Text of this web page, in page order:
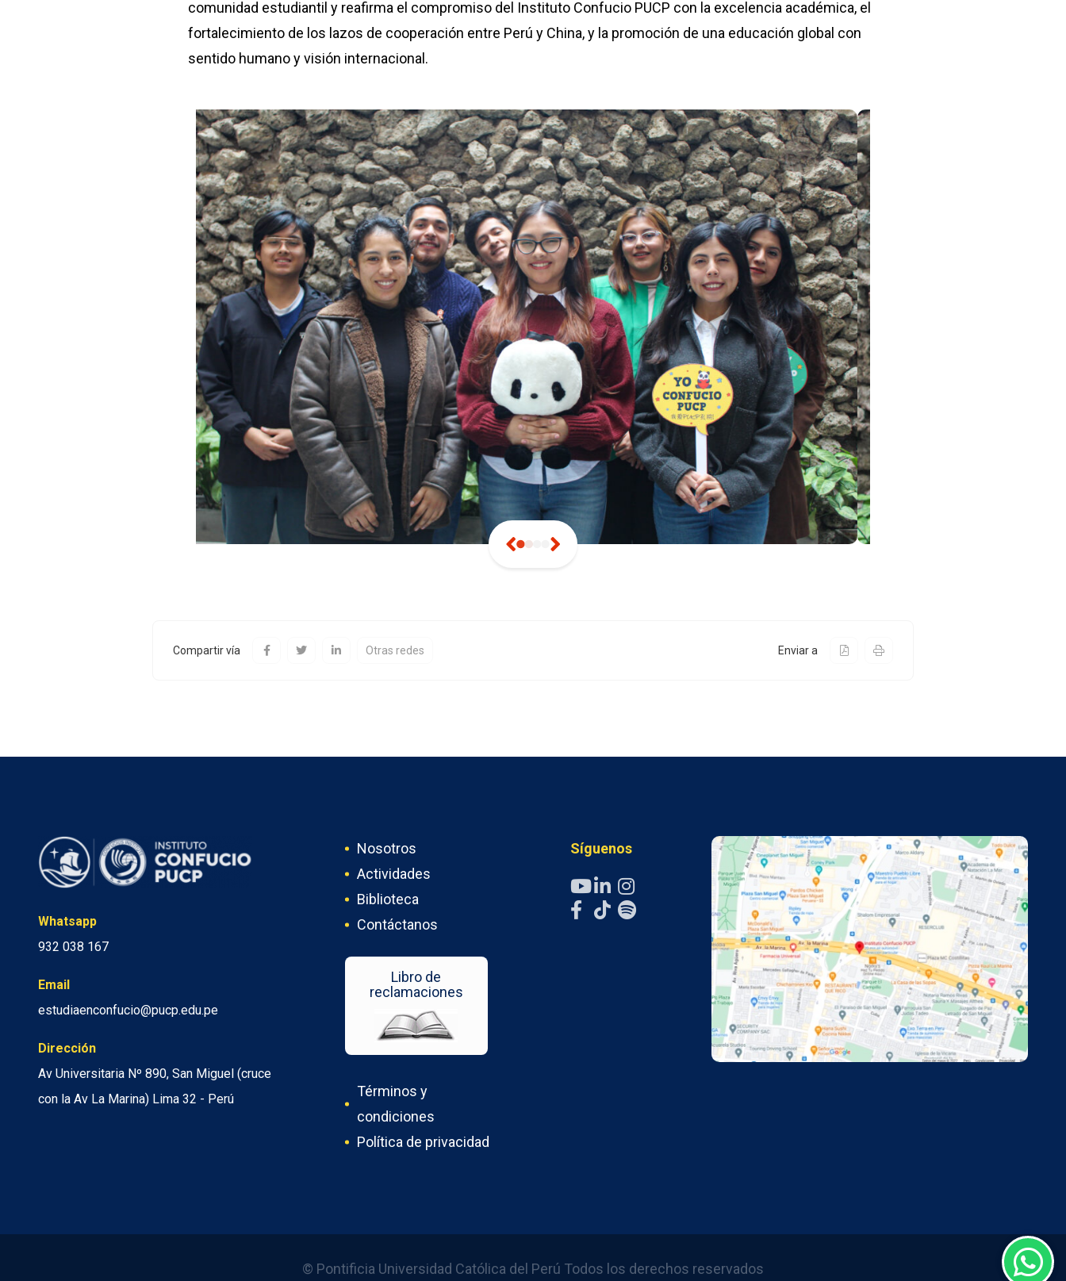
comunidad estudiantil y reafirma el compromiso del Instituto Confucio PUCP con la excelencia académica, el
fortalecimiento de los lazos de cooperación entre Perú y China, y la promoción de una educación global con
sentido humano y visión internacional.
Compartir vía Otras redes Enviar a
Whatsapp
932 038 167
Email
estudiaenconfucio@pucp.edu.pe
Dirección
Av Universitaria Nº 890, San Miguel (cruce
con la Av La Marina) Lima 32 - Perú
Nosotros
Actividades
Biblioteca
Contáctanos
Libro de
reclamaciones
Términos y
condiciones
Política de privacidad
Síguenos
© Pontificia Universidad Católica del Perú Todos los derechos reservados